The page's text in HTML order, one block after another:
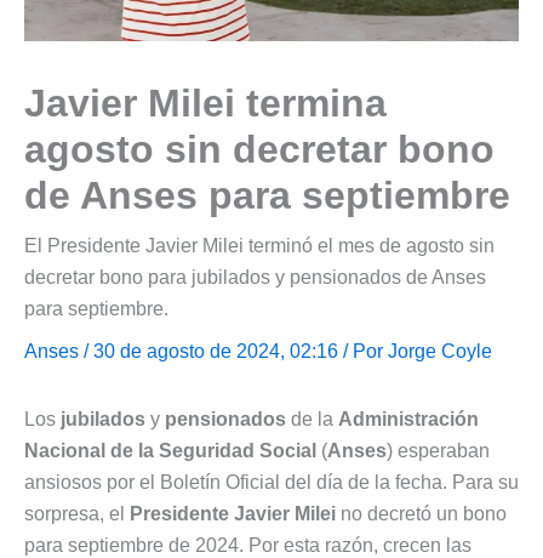
Javier Milei termina
agosto sin decretar bono
de Anses para septiembre
El Presidente Javier Milei terminó el mes de agosto sin
decretar bono para jubilados y pensionados de Anses
para septiembre.
Anses / 30 de agosto de 2024, 02:16 / Por Jorge Coyle
Los jubilados y pensionados de la Administración
Nacional de la Seguridad Social (Anses) esperaban
ansiosos por el Boletín Oficial del día de la fecha. Para su
sorpresa, el
Presidente Javier Milei no decretó un bono
para septiembre de 2024. Por esta razón, crecen las